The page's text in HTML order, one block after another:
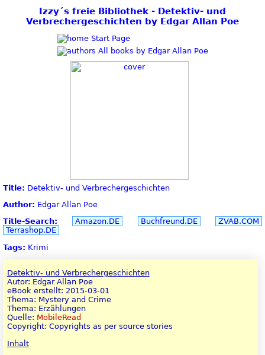
Izzy´s freie Bibliothek - Detektiv- und
Verbrechergeschichten by Edgar Allan Poe
Start Page
All books by Edgar Allan Poe
Title: Detektiv- und Verbrechergeschichten
Author: Edgar Allan Poe
Title-Search:
Amazon.DE Buchfreund.DE
ZVAB.COM
Terrashop.DE
Tags: Krimi
Detektiv- und Verbrechergeschichten
Autor: Edgar Allan Poe
eBook erstellt: 2015-03-01
Thema: Mystery and Crime
Thema: Erzählungen
Quelle: MobileRead
Copyright: Copyrights as per source stories
Inhalt